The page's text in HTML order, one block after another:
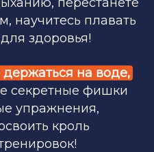
научитесь плавать
здоровья!
на воде,
секретные фишки
упражнения,
кроль